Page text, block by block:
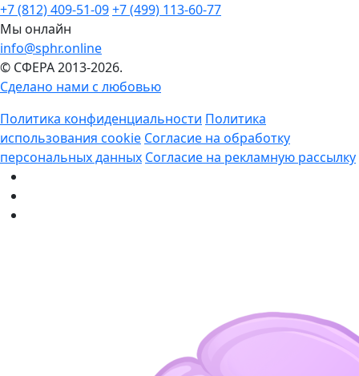
+7 (812) 409-51-09+7 (499) 113-60-77
Мы онлайн
info@sphr.online
© СФЕРА 2013-2026.
Сделано нами с любовью
Политика конфиденциальности Политика
использования cookie Согласие на обработку
персональных данных Согласие на рекламную рассылку